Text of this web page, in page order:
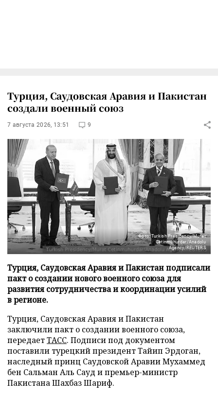
Турция, Саудовская Аравия и Пакистан
создали военный союз
7 августа 2026, 13:51 9
Фото: Turkish Presidency/Murat
Cetinmuhurdar/Anadolu
Agency/REUTERS
Турция, Саудовская Аравия и Пакистан подписали
пакт о создании нового военного союза для
развития сотрудничества и координации усилий
в регионе.
Турция, Саудовская Аравия и Пакистан
заключили пакт о создании военного союза,
передаетТАСС. Подписи под документом
поставили турецкий президент Тайип Эрдоган,
наследный принц Саудовской Аравии Мухаммед
бен Сальман Аль Сауд и премьер-министр
Пакистана Шахбаз Шариф.